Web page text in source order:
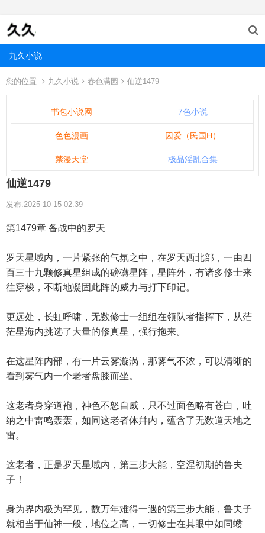
九久小说
您的位置 九久小说 春色满园 仙逆1479
书包小说网 7色小说
色色漫画 囚爱（民国H）
禁漫天堂 极品淫乱合集
仙逆1479
发布:2025-10-15 02:39
第1479章 备战中的罗天
罗天星域内，一片紧张的气氛之中，在罗天西北部，一由四
百三十九颗修真星组成的磅礴星阵，星阵外，有诸多修士来
往穿梭，不断地凝固此阵的威力与打下印记。
更远处，长虹呼啸，无数修士一组组在领队者指挥下，从茫
茫星海内挑选了大量的修真星，强行拖来。
在这星阵内部，有一片云雾漩涡，那雾气不浓，可以清晰的
看到雾气内一个老者盘膝而坐。
这老者身穿道袍，神色不怒自威，只不过面色略有苍白，吐
纳之中雷鸣轰轰，如同这老者体幷内，蕴含了无数道天地之
雷。
这老者，正是罗天星域内，第三步大能，空涅初期的鲁夫
子！
身为界内极为罕见，数万年难得一遇的第三步大能，鲁夫子
就相当于仙神一般，地位之高，一切修士在其眼中如同蝼